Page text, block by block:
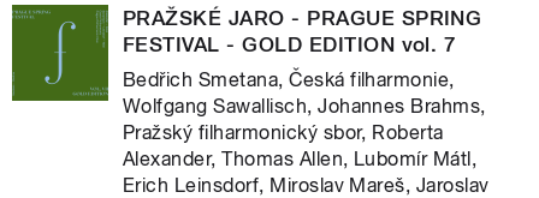
PRAŽSKÉ JARO - PRAGUE SPRING
FESTIVAL - GOLD EDITION vol. 7
Bedřich Smetana, Česká filharmonie,
Wolfgang Sawallisch, Johannes Brahms,
Pražský filharmonický sbor, Roberta
Alexander, Thomas Allen, Lubomír Mátl,
Erich Leinsdorf, Miroslav Mareš, Jaroslav